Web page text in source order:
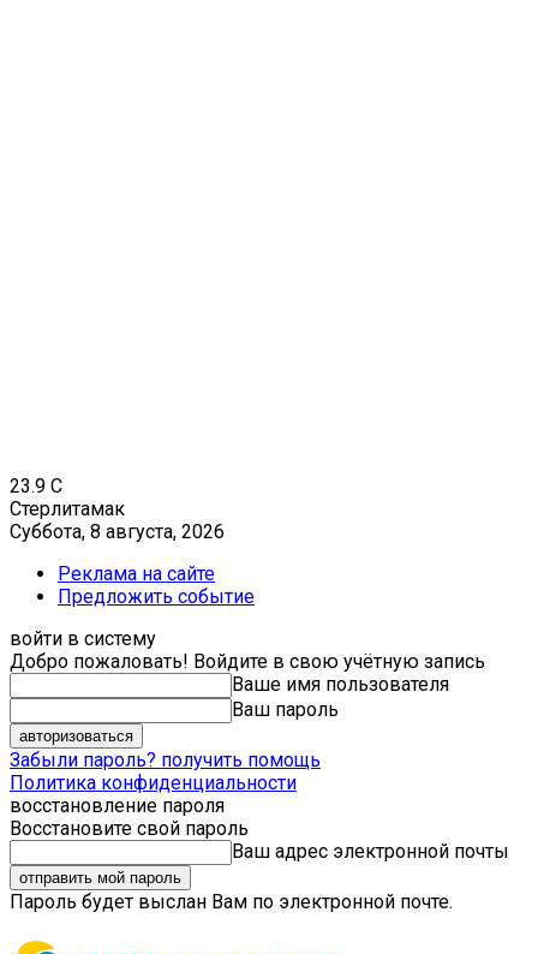
23.9 C
Стерлитамак
Суббота, 8 августа, 2026
Реклама на сайте
Предложить событие
войти в систему
Добро пожаловать! Войдите в свою учётную запись
Ваше имя пользователя
Ваш пароль
Забыли пароль? получить помощь
Политика конфиденциальности
восстановление пароля
Восстановите свой пароль
Ваш адрес электронной почты
Пароль будет выслан Вам по электронной почте.